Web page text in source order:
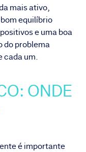
mais ativo,
equilíbrio
e uma boa
do problema
cada um.
ONDE
é importante